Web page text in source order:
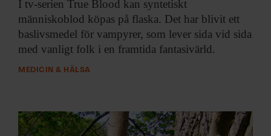
I tv-serien True Blood kan syntetiskt
människoblod köpas på flaska. Det har blivit ett
baslivsmedel för vampyrer, som lever sida vid sida
med vanligt folk i en framtida fantasivärld.
MEDICIN & HÄLSA